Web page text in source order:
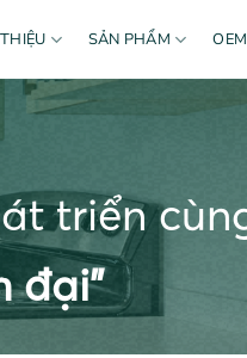
SẢN PHẨM OEM
triển
đại”